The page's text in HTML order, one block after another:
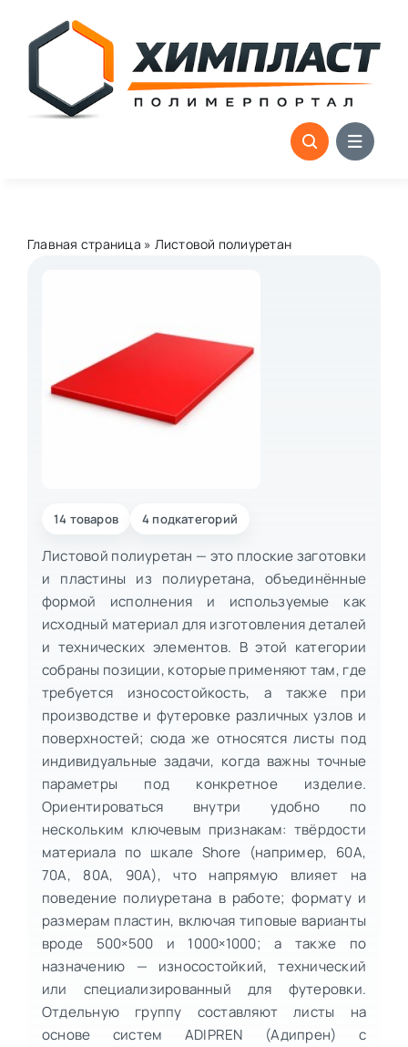
content
Главная страница » Листовой полиуретан
14 товаров 4 подкатегорий
Листовой полиуретан — это плоские заготовки
и пластины из полиуретана, объединённые
формой исполнения и используемые как
исходный материал для изготовления деталей
и технических элементов. В этой категории
собраны позиции, которые применяют там, где
требуется износостойкость, а также при
производстве и футеровке различных узлов и
поверхностей; сюда же относятся листы под
индивидуальные задачи, когда важны точные
параметры под конкретное изделие.
Ориентироваться внутри удобно по
нескольким ключевым признакам: твёрдости
материала по шкале Shore (например, 60A,
70A, 80A, 90A), что напрямую влияет на
поведение полиуретана в работе; формату и
размерам пластин, включая типовые варианты
вроде 500×500 и 1000×1000; а также по
назначению — износостойкий, технический
или специализированный для футеровки.
Отдельную группу составляют листы на
основе систем ADIPREN (Адипрен) с